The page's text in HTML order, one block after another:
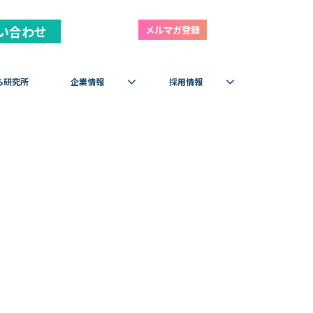
合わせ メルマガ登録
研究所 企業情報 採用情報